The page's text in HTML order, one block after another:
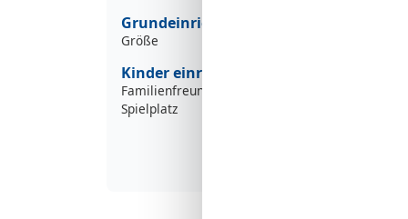
Grundeinrichtungen
Größe
Kinder einrichtungen
Familienfreundlich
Spielplatz